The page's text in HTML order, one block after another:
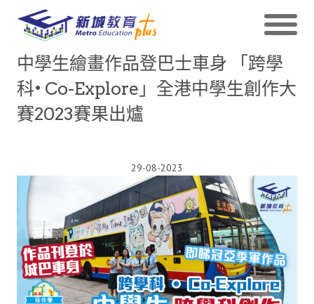
中學生繪畫作品登巴士車身 「跨學
科• Co-Explore」全港中學生創作大
賽2023賽果出爐
29-08-2023